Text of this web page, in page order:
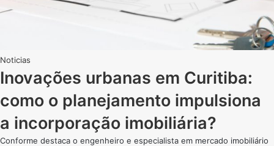
Noticias
Inovações urbanas em Curitiba:
como o planejamento impulsiona
a incorporação imobiliária?
Conforme destaca o engenheiro e especialista em mercado imobiliário